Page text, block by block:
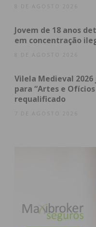
Assine nossa
obtenha de
Eu li e
8 DE AGOSTO 2026
Jovem de 18 anos
em concentração
8 DE AGOSTO 2026
Vilela Medieval
para “Artes e
requalificado
7 DE AGOSTO 2026